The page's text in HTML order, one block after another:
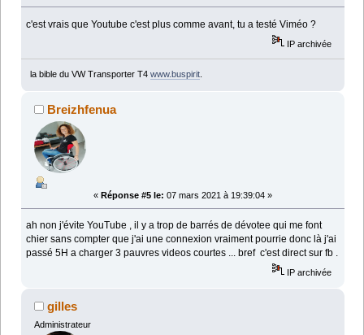
c'est vrais que Youtube c'est plus comme avant, tu a testé Viméo ?
IP archivée
la bible du VW Transporter T4 www.buspirit.
Breizhfenua
« Réponse #5 le: 07 mars 2021 à 19:39:04 »
ah non j'évite YouTube , il y a trop de barrés de dévotee qui me font
chier sans compter que j'ai une connexion vraiment pourrie donc là j'ai
passé 5H a charger 3 pauvres videos courtes ... bref c'est direct sur fb .
IP archivée
gilles
Administrateur